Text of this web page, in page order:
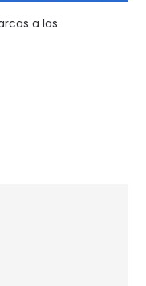
a las